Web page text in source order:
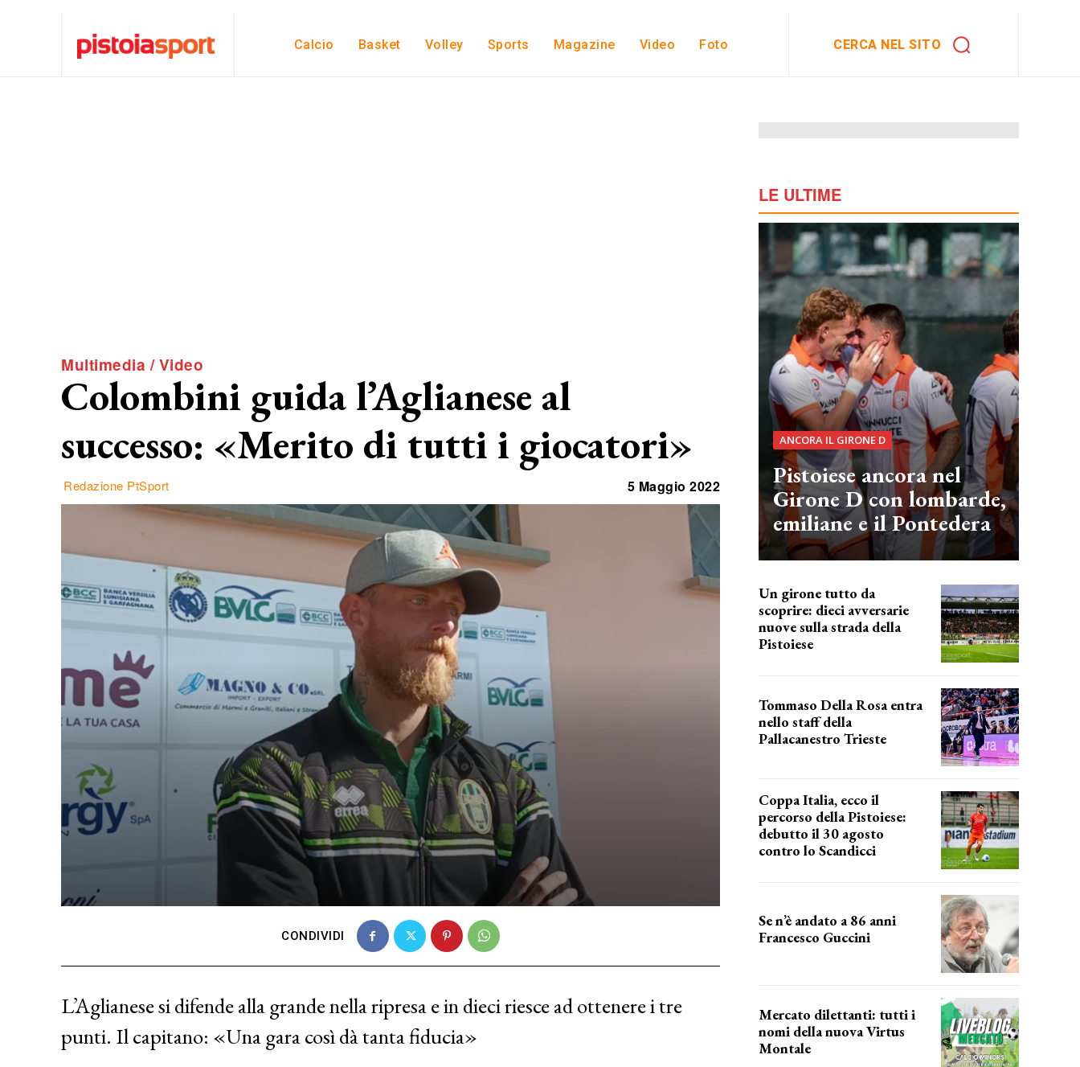
Calcio Basket Volley Sports Magazine Video Foto CERCA NEL SITO
Multimedia / Video
Colombini guida l’Aglianese al
successo: «Merito di tutti i giocatori»
Redazione PtSport 5 Maggio 2022
CONDIVIDI
L’Aglianese si difende alla grande nella ripresa e in dieci riesce ad ottenere i tre
punti. Il capitano: «Una gara così dà tanta fiducia»
LE ULTIME
ANCORA IL GIRONE D
Pistoiese ancora nel
Girone D con lombarde,
emiliane e il Pontedera
Un girone tutto da
scoprire: dieci avversarie
nuove sulla strada della
Pistoiese
Tommaso Della Rosa entra
nello staff della
Pallacanestro Trieste
Coppa Italia, ecco il
percorso della Pistoiese:
debutto il 30 agosto
contro lo Scandicci
Se n’è andato a 86 anni
Francesco Guccini
Mercato dilettanti: tutti i
nomi della nuova Virtus
Montale